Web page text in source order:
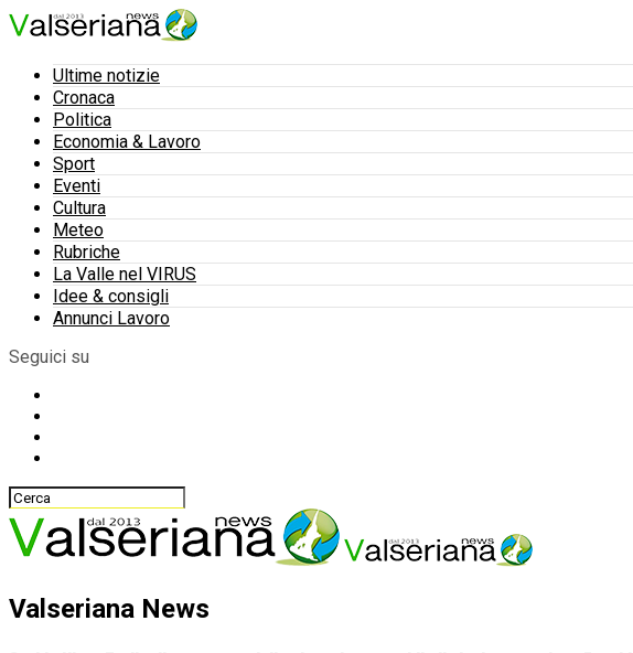
Ultime notizie
Cronaca
Politica
Economia & Lavoro
Sport
Eventi
Cultura
Meteo
Rubriche
La Valle nel VIRUS
Idee & consigli
Annunci Lavoro
Seguici su
Valseriana News